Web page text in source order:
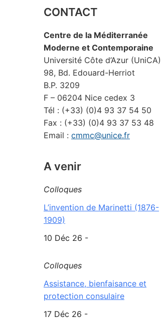
CONTACT
Centre de la Méditerranée
Moderne et Contemporaine
Université Côte d’Azur (UniCA)
98, Bd. Edouard-Herriot
B.P. 3209
F – 06204 Nice cedex 3
Tél : (+33) (0)4 93 37 54 50
Fax : (+33) (0)4 93 37 53 48
Email : cmmc@unice.fr
A venir
Colloques
L’invention de Marinetti (1876-
1909)
10 Déc 26 -
Colloques
Assistance, bienfaisance et
protection consulaire
17 Déc 26 -